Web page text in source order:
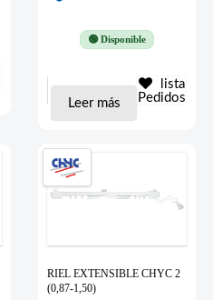
🟢 Disponible
Leer más
lista
Pedidos
RIEL EXTENSIBLE CHYC 2
(0,87-1,50)